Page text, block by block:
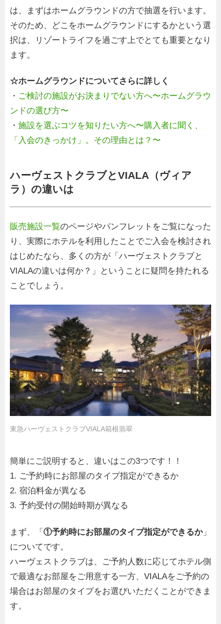
は、まずはホームグラウンドの方で抽選を行います。
そのため、どこをホームグラウンドにするかという選
択は、リゾートライフを過ごす上でとても重要となり
ます。
☆ホームグラウンドについてさらに詳しく
・ ご検討の施設がお決まりでない方へ〜ホームグラウ
ンドの選び方〜
・ 施設を選ぶコツを知りたい方へ〜購入者に聞く、
「入会のきっかけ」。その理由とは？〜
ハーヴェストクラブとVIALA（ヴィア
ラ）の違いは
販売施設一覧のページやパンフレットをご覧になった
り、実際にホテルを利用したことでご入会を検討され
はじめたなら、多くの方が「ハーヴェストクラブと
VIALAの違いは何か？」ということに疑問を持たれる
ことでしょう。
東急ハーヴェストクラブVIALA箱根翡翠
簡単にご説明すると、違いはこの3つです！！
1. ご予約時にお部屋のタイプ指定ができるか
2. 宿泊料金が異なる
3. 予約受付の開始時期が異なる
まず、「 ①予約時にお部屋のタイプ指定ができるか」
についてです。
ハーヴェストクラブは、ご予約人数に応じてホテル側
で最適なお部屋をご用意する一方、VIALAをご予約の
場合はお部屋のタイプをお選びいただくことができま
す。